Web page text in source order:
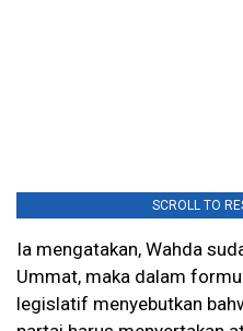
SCROLL TO
Ia mengatakan, Wahda
Ummat, maka dalam
legislatif menyebutkan